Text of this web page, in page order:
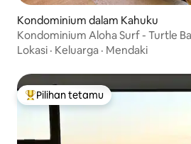
Kondominium dalam Kahuku
Kondominium Aloha Surf - Turtle
Elektrik
Lokasi · Keluarga · Mendaki
Pilihan utama tetamu
Pilihan tetamu